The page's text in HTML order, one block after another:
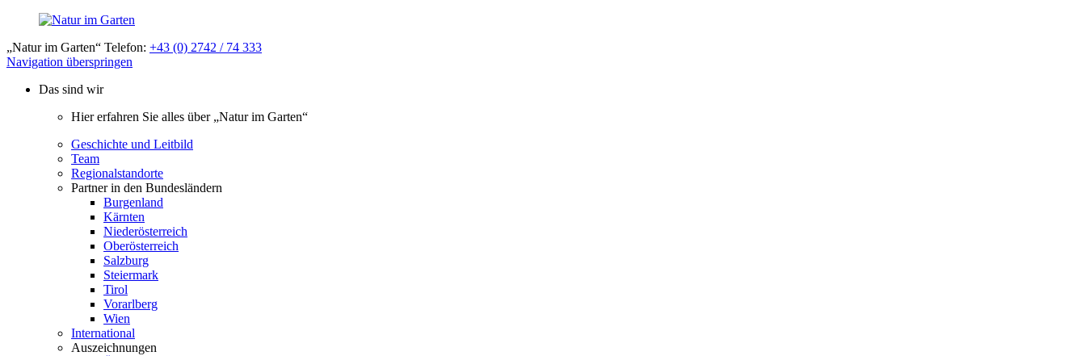
„Natur im Garten“ Telefon: +43 (0) 2742 / 74 333
Navigation überspringen
Das sind wir
Hier erfahren Sie alles über „Natur im Garten“
Geschichte und Leitbild
Team
Regionalstandorte
Partner in den Bundesländern
Burgenland
Kärnten
Niederösterreich
Oberösterreich
Salzburg
Steiermark
Tirol
Vorarlberg
Wien
International
Auszeichnungen